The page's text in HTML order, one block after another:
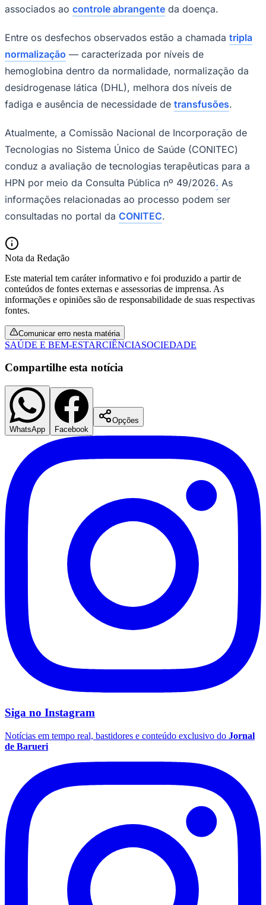
Santos
Flamengo
Fluminense
associados ao controle abrangente da doença.
Entre os desfechos observados estão a chamada tripla
normalização — caracterizada por níveis de
hemoglobina dentro da normalidade, normalização da
desidrogenase lática (DHL), melhora dos níveis de
fadiga e ausência de necessidade de transfusões.
Atualmente, a Comissão Nacional de Incorporação de
Tecnologias no Sistema Único de Saúde (CONITEC)
conduz a avaliação de tecnologias terapêuticas para a
HPN por meio da Consulta Pública nº 49/2026. As
informações relacionadas ao processo podem ser
consultadas no portal da CONITEC.
Nota da Redação
Este material tem caráter informativo e foi produzido a partir de
conteúdos de fontes externas e assessorias de imprensa. As
informações e opiniões são de responsabilidade de suas respectivas
fontes.
Comunicar erro nesta matéria
SAÚDE E BEM-ESTARCIÊNCIASOCIEDADE
Compartilhe esta notícia
WhatsApp Facebook
Opções
Siga no Instagram
Notícias em tempo real, bastidores e conteúdo exclusivo do Jornal
de Barueri